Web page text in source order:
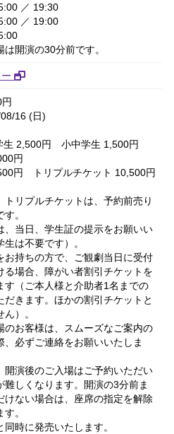
／ 19:30
／ 19:00
は開演の30分前です。
08/16 (日)
2,500円 小中学生 1,500円
円
円 トリプルチケット 10,500円
トリプルチケットは、予約前売り
。
、当日、学生証の提示をお願いい
は不要です）。
お持ちの方で、ご観劇当日に受付
る場合、障がい者割引チケットを
す（ご本人様と介助者1名までの
だきます。ほかの割引チケットと
）。
のお客様は、スムーズなご案内の
、必ずご連絡をお願いいたしま
開演後のご入場はご予約いただい
難しくなります。開演の3分前ま
けない場合は、座席の指定を解除
。
同時に発売いたします。